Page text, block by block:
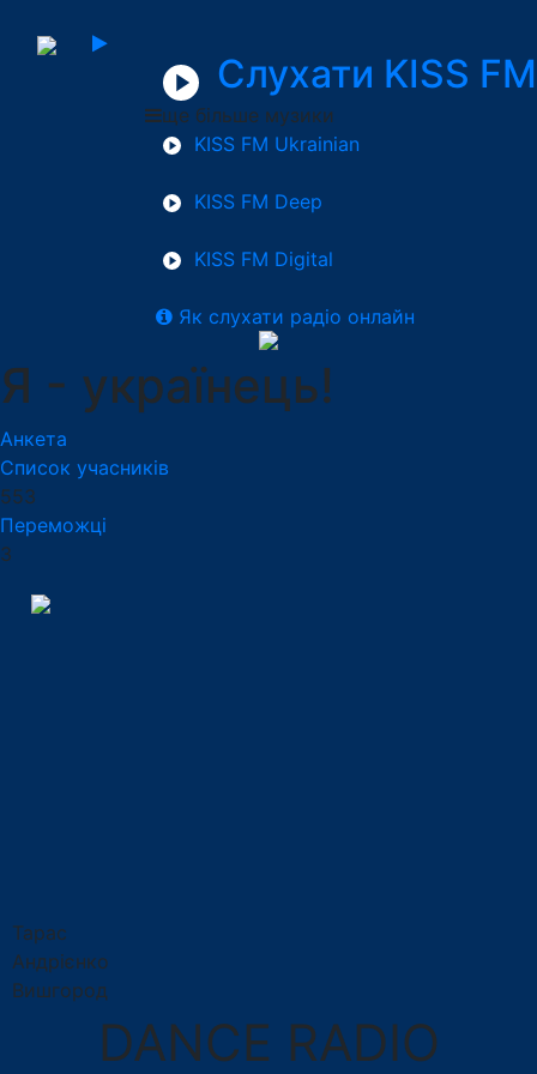
Слухати KISS FM
ще більше музики
KISS FM Ukrainian
KISS FM Deep
KISS FM Digital
Як слухати радіо онлайн
Я - українець!
Анкета
Список учасників
553
Переможці
3
Тарас
Андрієнко
Вишгород
DANCE RADIO